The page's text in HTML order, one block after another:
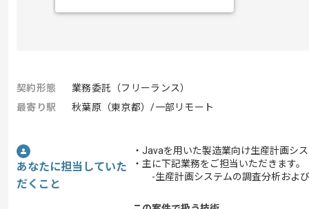
契約形態
業務委託（フリーランス）
最寄り駅
秋葉原（東京都）/一部リモート
あなたに担当していた
だくこと
・Javaを用いた製造業向け生産計画シ
・主に下記業務をご担当いただきます。
-生産計画システムの調査分析およ